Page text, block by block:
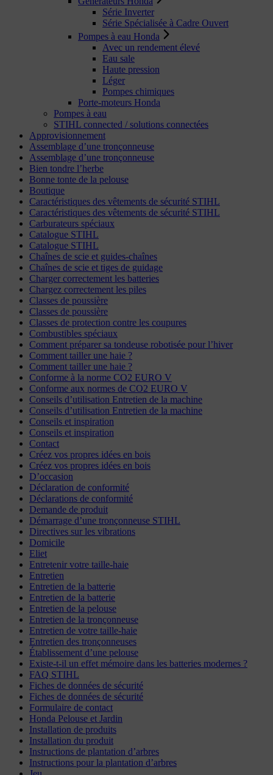
Série Inverter
Série Spécialisée à Cadre Ouvert
Pompes à eau Honda
Avec un rendement élevé
Eau sale
Haute pression
Léger
Pompes chimiques
Porte-moteurs Honda
Pompes à eau
STIHL connected / solutions connectées
Approvisionnement
Assemblage d’une tronçonneuse
Assemblage d’une tronçonneuse
Bien tondre l’herbe
Bonne tonte de la pelouse
Boutique
Caractéristiques des vêtements de sécurité STIHL
Caractéristiques des vêtements de sécurité STIHL
Carburateurs spéciaux
Catalogue STIHL
Catalogue STIHL
Chaînes de scie et guides-chaînes
Chaînes de scie et tiges de guidage
Charger correctement les batteries
Chargez correctement les piles
Classes de poussière
Classes de poussière
Classes de protection contre les coupures
Combustibles spéciaux
Comment préparer sa tondeuse robotisée pour l’hiver
Comment tailler une haie ?
Comment tailler une haie ?
Conforme à la norme CO2 EURO V
Conforme aux normes de CO2 EURO V
Conseils d’utilisation Entretien de la machine
Conseils d’utilisation Entretien de la machine
Conseils et inspiration
Conseils et inspiration
Contact
Créez vos propres idées en bois
Créez vos propres idées en bois
D’occasion
Déclaration de conformité
Déclarations de conformité
Demande de produit
Démarrage d’une tronçonneuse STIHL
Directives sur les vibrations
Domicile
Eliet
Entretenir votre taille-haie
Entretien
Entretien de la batterie
Entretien de la batterie
Entretien de la pelouse
Entretien de la tronçonneuse
Entretien de votre taille-haie
Entretien des tronçonneuses
Établissement d’une pelouse
Existe-t-il un effet mémoire dans les batteries modernes ?
FAQ STIHL
Fiches de données de sécurité
Fiches de données de sécurité
Formulaire de contact
Honda Pelouse et Jardin
Installation de produits
Installation du produit
Instructions de plantation d’arbres
Instructions pour la plantation d’arbres